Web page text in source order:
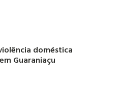
doméstica
Guaraniaçu